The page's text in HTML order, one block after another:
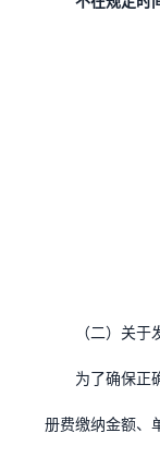
（二）关于
为了确保正
册费缴纳金额、